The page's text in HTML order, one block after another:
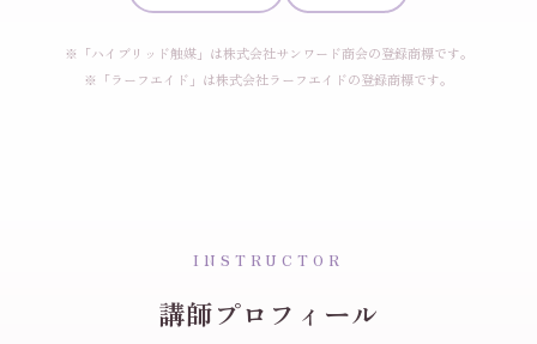
※「ハイブリッド触媒」は株式会社サンワード商会の登録商標です。
※「ラーフエイド」は株式会社ラーフエイドの登録商標です。
INSTRUCTOR
講師プロフィール